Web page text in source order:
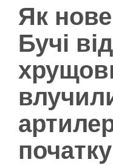
Як
Бучі